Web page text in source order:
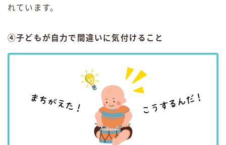
れています。
④子どもが自力で間違いに気付けること